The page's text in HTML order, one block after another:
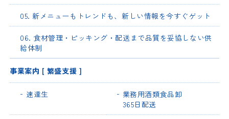
05. 新メニューもトレンドも、新しい情報を今すぐゲット
06. 食材管理・ピッキング・配送まで品質を妥協しない供
給体制
事業案内 [ 繁盛支援 ]
速達生
業務用酒類食品卸
365日配送